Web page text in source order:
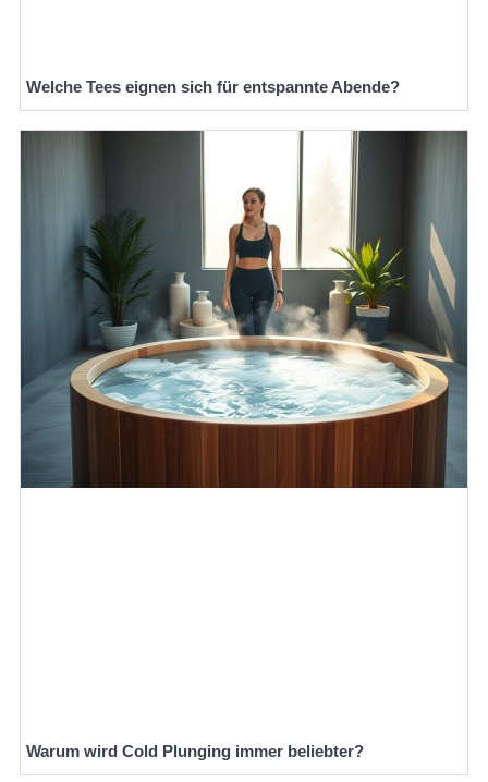
Welche Tees eignen sich für entspannte Abende?
Warum wird Cold Plunging immer beliebter?